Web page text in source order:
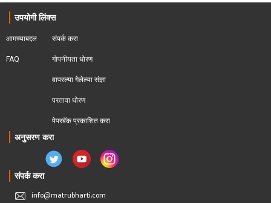
उपयोगी लिंक्स
आमच्याबद्दल
FAQ
संपर्क करा
गोपनीयता धोरण
वापरल्या गेलेल्या संज्ञा
परतावा धोरण
पेपरबॅक प्रकाशित करा
अनुसरण करा
संपर्क करा
info@matrubharti.com